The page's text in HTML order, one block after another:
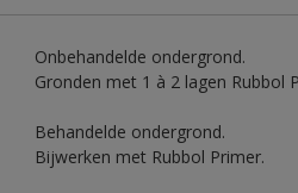
Onbehandelde ondergrond.
Gronden met 1 à 2 lagen Rubbol
Behandelde ondergrond.
Bijwerken met Rubbol Primer.